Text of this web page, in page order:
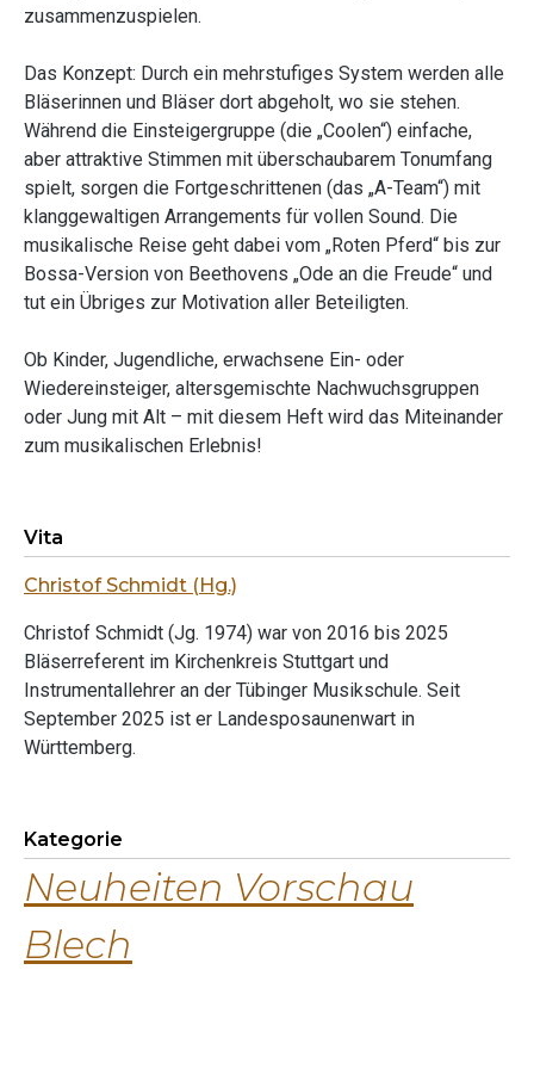
zusammenzuspielen.
Das Konzept: Durch ein mehrstufiges System werden alle
Bläserinnen und Bläser dort abgeholt, wo sie stehen.
Während die Einsteigergruppe (die „Coolen“) einfache,
aber attraktive Stimmen mit überschaubarem Tonumfang
spielt, sorgen die Fortgeschrittenen (das „A-Team“) mit
klanggewaltigen Arrangements für vollen Sound. Die
musikalische Reise geht dabei vom „Roten Pferd“ bis zur
Bossa-Version von Beethovens „Ode an die Freude“ und
tut ein Übriges zur Motivation aller Beteiligten.
Ob Kinder, Jugendliche, erwachsene Ein- oder
Wiedereinsteiger, altersgemischte Nachwuchsgruppen
oder Jung mit Alt – mit diesem Heft wird das Miteinander
zum musikalischen Erlebnis!
Vita
Christof Schmidt (Hg.)
Christof Schmidt (Jg. 1974) war von 2016 bis 2025
Bläserreferent im Kirchenkreis Stuttgart und
Instrumentallehrer an der Tübinger Musikschule. Seit
September 2025 ist er Landesposaunenwart in
Württemberg.
Kategorie
Neuheiten Vorschau
Blech